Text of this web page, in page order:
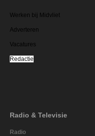
Werken bij Midvliet
Adverteren
Vacatures
Redactie
Radio & Televisie
Radio